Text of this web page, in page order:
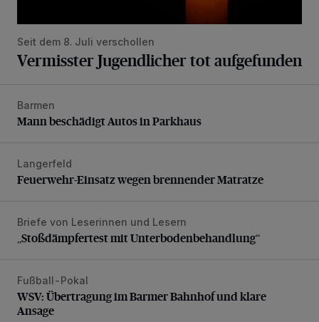
Seit dem 8. Juli verschollen
Vermisster Jugendlicher tot aufgefunden
Mann beschädigt Autos in Parkhaus
Barmen
Mann beschädigt Autos in Parkhaus
Feuerwehr-Einsatz wegen brennender Matratze
Langerfeld
Feuerwehr-Einsatz wegen brennender Matratze
„Stoßdämpfertest mit Unterbodenbehandlung“
Briefe von Leserinnen und Lesern
„Stoßdämpfertest mit Unterbodenbehandlung“
WSV: Übertragung im Barmer Bahnhof und klare Ansage
Fußball-Pokal
WSV: Übertragung im Barmer Bahnhof und klare
Ansage